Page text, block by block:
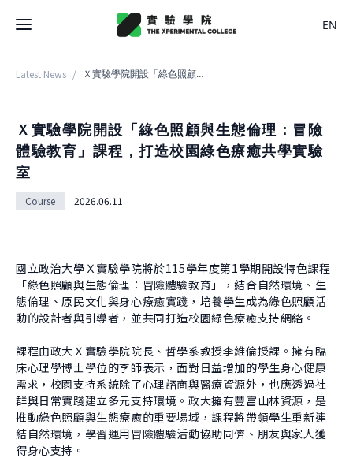
EN
Latest News
College
About College
Space
About Space
Residence
Rental
Application
Documents
Team
Course
About Course
Previous Courses
Experiment
About Experiment
Student Experiment
College Experiment
Collaboration
About Collaboration
Donate
Allies
Center for Creativity and Innovation Studies
Latest News / Ｘ實驗學院開設「綠色照顧與生態倫理：冒險體驗教育」課程，打造校園綠色療癒共學實驗室
Ｘ實驗學院開設「綠色照顧與生態倫理：冒險
體驗教育」課程，打造校園綠色療癒共學實驗
室
Course 2026.06.11
國立政治大學Ｘ實驗學院將於115學年度第1學期開設特色課程
「綠色照顧與生態倫理：冒險體驗教育」，結合自然環境、生
態倫理、原民文化與身心療癒實踐，培養學生成為綠色照顧活
動的設計者與引導者，並共同打造校園綠色療癒支持網絡。
課程由政大Ｘ實驗學院院長、哲學系教授李維倫授課。擁有臨
床心理學博士學位的李師表示，面對日益增加的學生身心健康
需求，校園支持系統除了心理諮商與醫療資源外，也應透過社
群與日常實踐建立多元支持環境。政大擁有豐富山林資源，是
推動綠色照顧與生態療癒的重要場域，課程將帶領學生重新連
結自然環境，學習運用冒險體驗活動協助同儕、朋友與家人獲
得身心支持。